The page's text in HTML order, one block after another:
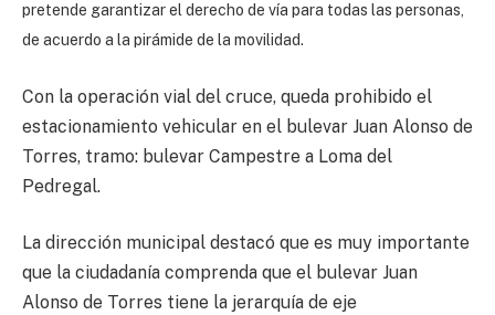
pretende garantizar el derecho de vía para todas las personas,
de acuerdo a la pirámide de la movilidad.
Con la operación vial del cruce, queda prohibido el
estacionamiento vehicular en el bulevar Juan Alonso de
Torres, tramo: bulevar Campestre a Loma del
Pedregal.
La dirección municipal destacó que es muy importante
que la ciudadanía comprenda que el bulevar Juan
Alonso de Torres tiene la jerarquía de eje